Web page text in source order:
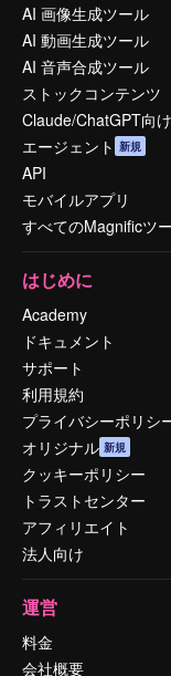
AI 画像生成ツール
AI 動画生成ツール
AI 音声合成ツール
ストックコンテンツ
Claude/ChatGPT向
エージェント 新規
API
モバイルアプリ
すべてのMagnificツ
はじめに
Academy
ドキュメント
サポート
利用規約
プライバシーポリシ
オリジナル 新規
クッキーポリシー
トラストセンター
アフィリエイト
法人向け
運営
料金
会社概要